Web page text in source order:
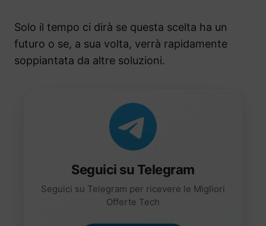
Solo il tempo ci dirà se questa scelta ha un
futuro o se, a sua volta, verrà rapidamente
soppiantata da altre soluzioni.
Seguici su Telegram
Seguici su Telegram per ricevere le Migliori
Offerte Tech